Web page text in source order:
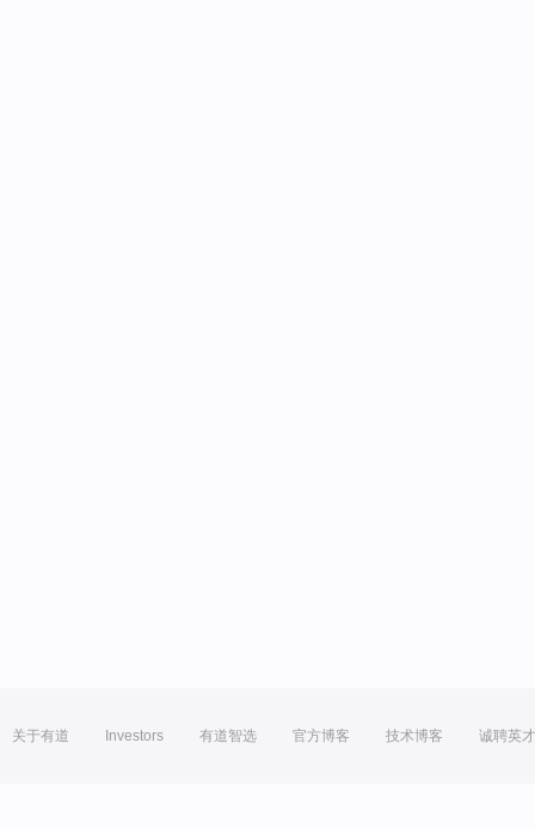
关于有道 Investors 有道智选 官方博客 技术博客 诚聘英才